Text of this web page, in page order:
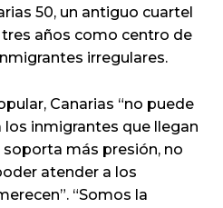
50, un antiguo cuartel
años como centro de
irregulares.
Canarias “no puede
los inmigrantes que llegan
más presión, no
atender a los
“Somos la